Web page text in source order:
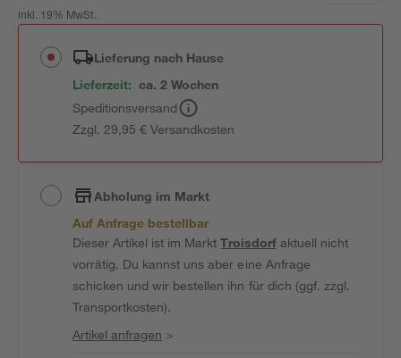
inkl. 19% MwSt.
Lieferung nach Hause
Lieferzeit: ca. 2 Wochen
Speditionsversand
Zzgl. 29,95 € Versandkosten
Abholung im Markt
Auf Anfrage bestellbar
Dieser Artikel ist im MarktTroisdorfaktuell nicht
vorrätig. Du kannst uns aber eine Anfrage
schicken und wir bestellen ihn für dich (ggf. zzgl.
Transportkosten).
Artikel anfragen >